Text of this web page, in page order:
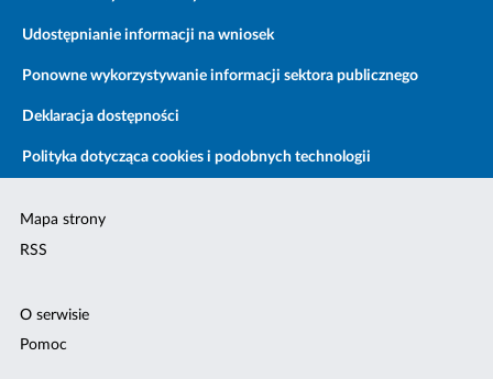
Udostępnianie informacji na wniosek
Ponowne wykorzystywanie informacji sektora publicznego
Deklaracja dostępności
Polityka dotycząca cookies i podobnych technologii
Mapa strony
RSS
O serwisie
Pomoc